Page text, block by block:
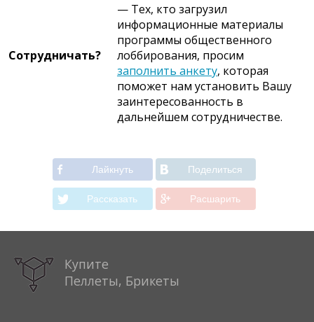
Сотрудничать?
— Тех, кто загрузил
информационные материалы
программы общественного
лоббирования, просим
заполнить анкету, которая
поможет нам установить Вашу
заинтересованность в
дальнейшем сотрудничестве.
Лайкнуть Поделиться
Рассказать Расшарить
Купите
Пеллеты, Брикеты